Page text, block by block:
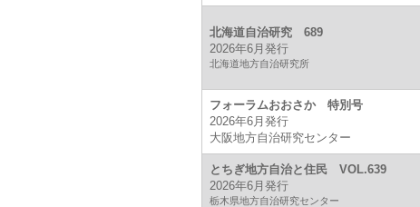
北海道自治研究 689
2026年6月発行
北海道地方自治研究所
フォーラムおおさか 特別号
2026年6月発行
大阪地方自治研究センター
とちぎ地方自治と住民 VOL.639
2026年6月発行
栃木県地方自治研究センター